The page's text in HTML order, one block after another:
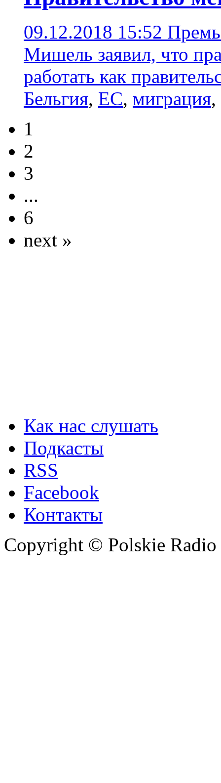
09.12.2018 15:52
Мишель заявил, что
работать как
Бельгия, ЕС, миграция,
1
2
3
...
6
next »
Как нас слушать
Подкасты
RSS
Facebook
Контакты
Copyright © Polskie